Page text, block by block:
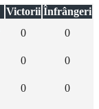
Victorii Înfrângeri
0 0
0 0
0 0